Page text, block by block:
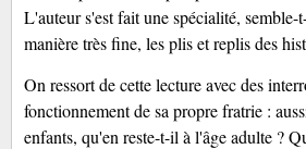
L'auteur s'est fait une spécialité, semble-
manière très fine, les plis et replis des
On ressort de cette lecture avec des
fonctionnement de sa propre fratrie :
enfants, qu'en reste-t-il à l'âge adulte ?